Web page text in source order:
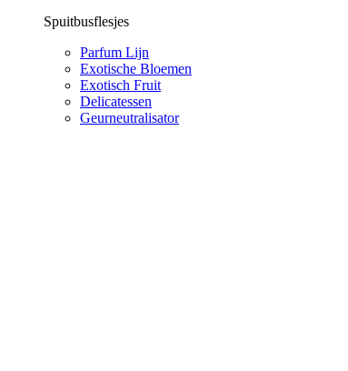
Spuitbusflesjes
Parfum Lijn
Exotische Bloemen
Exotisch Fruit
Delicatessen
Geurneutralisator